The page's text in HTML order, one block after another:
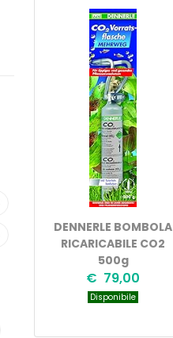
DENNERLE BOMBOLA
RICARICABILE CO2
500g
€ 79,00
Disponibile